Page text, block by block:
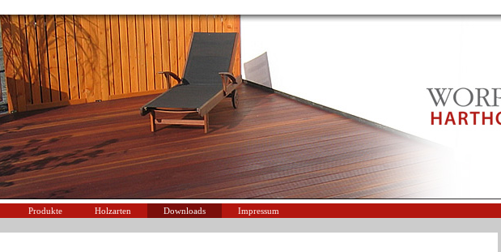
Produkte Holzarten Downloads Impressum